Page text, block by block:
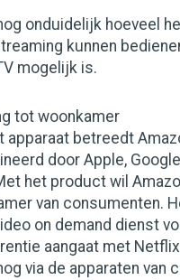
onduidelijk hoeveel
kunnen
mogelijk is.
tot woonkamer
apparaat betreedt
door Apple,
het product wil
van consumenten.
on demand dienst
aangaat met
via de apparaten van